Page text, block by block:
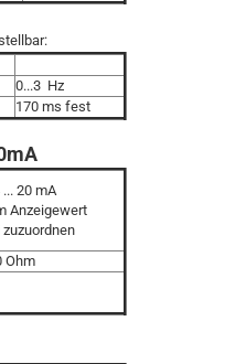
0...3 Hz
170 ms fest
20 mA
Anzeigewert
Ohm